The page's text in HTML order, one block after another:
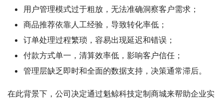
用户管理模式过于粗放，无法准确洞察客户需求；
商品推荐依靠人工经验，导致转化率低；
订单处理过程繁琐，容易出现延迟和错误；
付款方式单一，清算效率低，影响客户信任；
管理层缺乏即时和全面的数据支持，决策通常滞后。
在此背景下，公司决定通过魁鲸科技定制商城来帮助企业实